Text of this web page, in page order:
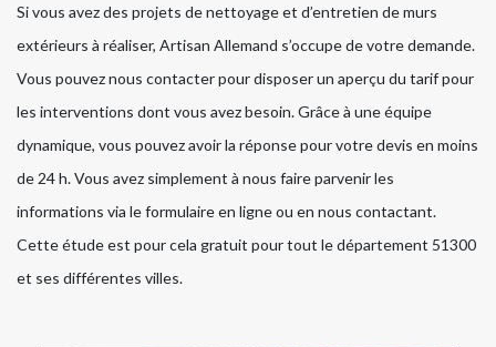
Si vous avez des projets de nettoyage et d’entretien de murs
extérieurs à réaliser, Artisan Allemand s’occupe de votre demande.
Vous pouvez nous contacter pour disposer un aperçu du tarif pour
les interventions dont vous avez besoin. Grâce à une équipe
dynamique, vous pouvez avoir la réponse pour votre devis en moins
de 24 h. Vous avez simplement à nous faire parvenir les
informations via le formulaire en ligne ou en nous contactant.
Cette étude est pour cela gratuit pour tout le département 51300
et ses différentes villes.